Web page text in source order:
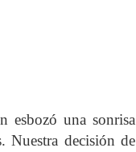
esbozó una sonrisa
Nuestra decisión de